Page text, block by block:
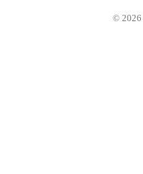
© 2026